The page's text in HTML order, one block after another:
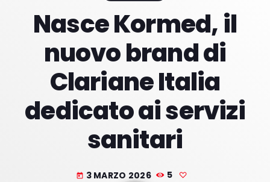
HOME
PROGRAMACION
Nasce Kormed, il
nuovo brand di
Clariane Italia
dedicato ai servizi
sanitari
today 3 MARZO 2026 5